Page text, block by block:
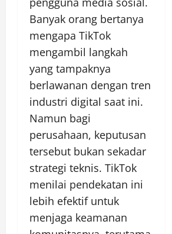
Banyak orang bertanya
mengapa TikTok
mengambil langkah
yang tampaknya
berlawanan dengan tren
industri digital saat ini.
Namun bagi
perusahaan, keputusan
tersebut bukan sekadar
strategi teknis. TikTok
menilai pendekatan ini
lebih efektif untuk
menjaga keamanan